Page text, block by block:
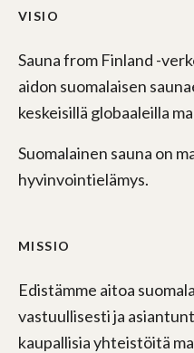
VISIO
Sauna from Finland -
aidon suomalaisen
keskeisillä globaaleilla
Suomalainen sauna on
hyvinvointielämys.
MISSIO
Edistämme aitoa
vastuullisesti ja
kaupallisia yhteistöitä